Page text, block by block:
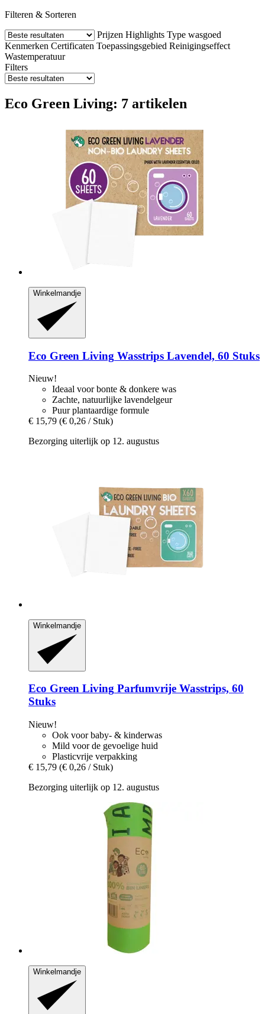
Filteren & Sorteren
Prijzen Highlights Type wasgoed
Kenmerken Certificaten Toepassingsgebied Reinigingseffect
Wastemperatuur
Filters
Eco Green Living: 7 artikelen
Winkelmandje
Eco Green Living Wasstrips Lavendel, 60 Stuks
Nieuw!
Ideaal voor bonte & donkere was
Zachte, natuurlijke lavendelgeur
Puur plantaardige formule
€ 15,79 (€ 0,26 / Stuk)
Bezorging uiterlijk op 12. augustus
Winkelmandje
Eco Green Living Parfumvrije Wasstrips, 60
Stuks
Nieuw!
Ook voor baby- & kinderwas
Mild voor de gevoelige huid
Plasticvrije verpakking
€ 15,79 (€ 0,26 / Stuk)
Bezorging uiterlijk op 12. augustus
Winkelmandje